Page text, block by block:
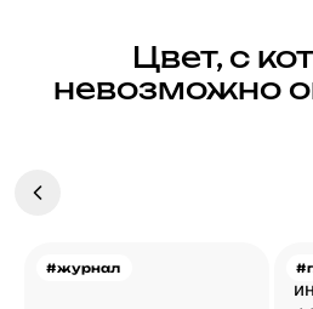
Цвет, с
невозможно
#журнал